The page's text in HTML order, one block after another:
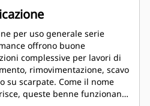
per uso generale serie
offrono buone
complessive per lavori di
rimovimentazione, scavo
su scarpate. Come il nome
queste benne funzionano